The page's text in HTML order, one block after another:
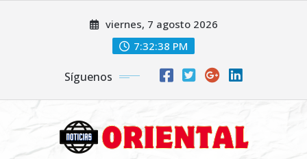
viernes, 7 agosto 2026
7:32:40 PM
Síguenos